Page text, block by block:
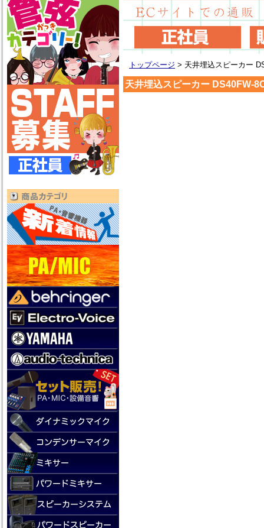
トップページ > 天井埋込スピーカー
天井埋込スピーカー DS40FW-